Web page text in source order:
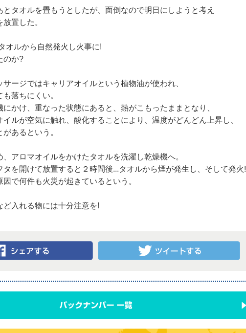
とタオルを畳もうとしたが、面倒なので明日にしようと考え
置した。
オルから自然発火し火事に!
のか?
ージではキャリアオイルという植物油が使われ、
落ちにくい。
にかけ、重なった状態にあると、熱がこもったままとなり、
イルが空気に触れ、酸化することにより、温度がどんどん上昇し、
あるという。
アロマオイルをかけたタオルを洗濯し乾燥機へ。
タを開けて放置すると２時間後...タオルから煙が発生し、そして発火!
因で何件も火災が起きているという。
ど入れる物には十分注意を!